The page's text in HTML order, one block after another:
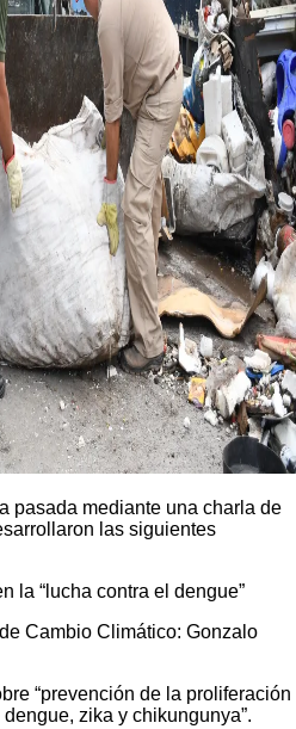
pasada mediante una charla de
las siguientes
la “lucha contra el dengue”
Cambio Climático: Gonzalo
“prevención de la proliferación
zika y chikungunya”.